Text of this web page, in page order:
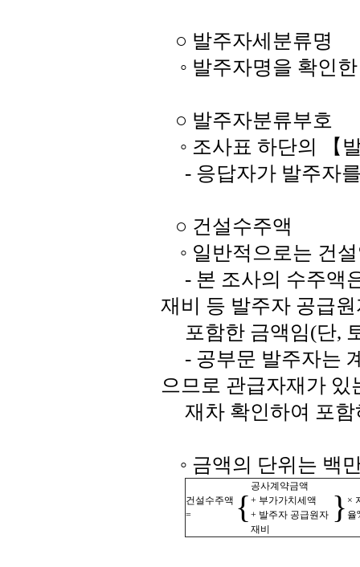
○ 발주자세분류명
◦ 발주자명을 확인
○ 발주자분류부호
◦ 조사표 하단의 【
- 응답자가 발주자
○ 건설수주액
◦ 일반적으로는 건
- 본 조사의 수주액
재비 등 발주자 공급
포함한 금액임(단,
- 공부문 발주자는
으므로 관급자재가 있
재차 확인하여 포함
◦ 금액의 단위는 백
건설수주액
=
{
공사계약금액
} ×
율
+ 부가가치세액
+ 발주자 공급원자
재비